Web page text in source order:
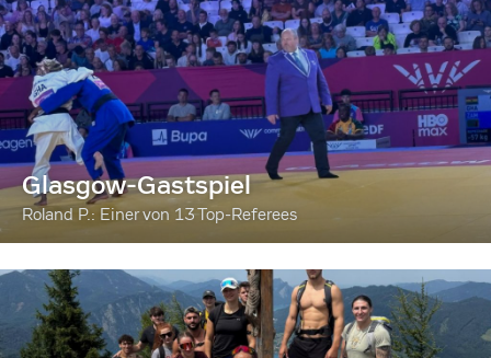
Glasgow-Gastspiel
Roland P.: Einer von 13 Top-Referees